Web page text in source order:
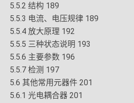
5.5.2 结构 189
5.5.3 电流、电压规律 189
5.5.4 放大原理 192
5.5.5 三种状态说明 193
5.5.6 主要参数 196
5.5.7 检测 197
5.6 其他常用元器件 201
5.6.1 光电耦合器 201